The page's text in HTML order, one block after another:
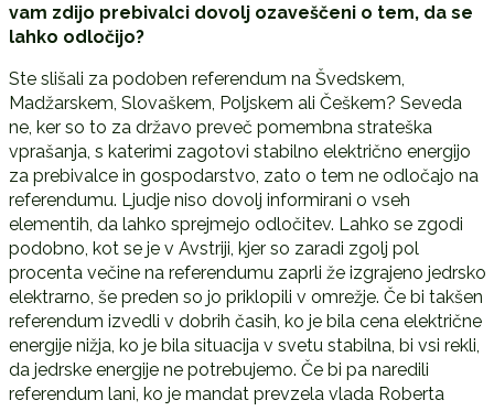
vam zdijo prebivalci dovolj ozaveščeni o tem, da se
lahko odločijo?
Ste slišali za podoben referendum na Švedskem,
Madžarskem, Slovaškem, Poljskem ali Češkem? Seveda
ne, ker so to za državo preveč pomembna strateška
vprašanja, s katerimi zagotovi stabilno električno energijo
za prebivalce in gospodarstvo, zato o tem ne odločajo na
referendumu. Ljudje niso dovolj informirani o vseh
elementih, da lahko sprejmejo odločitev. Lahko se zgodi
podobno, kot se je v Avstriji, kjer so zaradi zgolj pol
procenta večine na referendumu zaprli že izgrajeno jedrsko
elektrarno, še preden so jo priklopili v omrežje. Če bi takšen
referendum izvedli v dobrih časih, ko je bila cena električne
energije nižja, ko je bila situacija v svetu stabilna, bi vsi rekli,
da jedrske energije ne potrebujemo. Če bi pa naredili
referendum lani, ko je mandat prevzela vlada Roberta